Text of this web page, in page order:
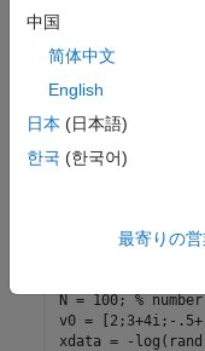
ノイズを含む人
モデル用に人為的な
を [2;3+4i;-.5+.4i]
は指数分布している
N = 100; %
v0 = [2;3+4i;-
xdata = -
中国
简体中文
English
日本 (日本語)
한국 (한국어)
最寄りの